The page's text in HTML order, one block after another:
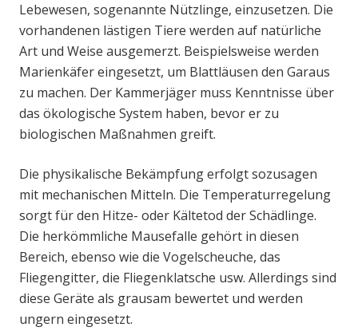
Lebewesen, sogenannte Nützlinge, einzusetzen. Die
vorhandenen lästigen Tiere werden auf natürliche
Art und Weise ausgemerzt. Beispielsweise werden
Marienkäfer eingesetzt, um Blattläusen den Garaus
zu machen. Der Kammerjäger muss Kenntnisse über
das ökologische System haben, bevor er zu
biologischen Maßnahmen greift.
Die physikalische Bekämpfung erfolgt sozusagen
mit mechanischen Mitteln. Die Temperaturregelung
sorgt für den Hitze- oder Kältetod der Schädlinge.
Die herkömmliche Mausefalle gehört in diesen
Bereich, ebenso wie die Vogelscheuche, das
Fliegengitter, die Fliegenklatsche usw. Allerdings sind
diese Geräte als grausam bewertet und werden
ungern eingesetzt.